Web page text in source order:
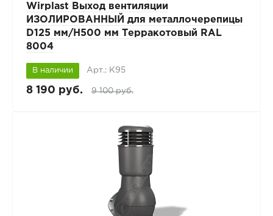
Wirplast Выход вентиляции
ИЗОЛИРОВАННЫЙ для металлочерепицы
D125 мм/H500 мм Терракотовый RAL
8004
В наличии Арт.: К95
8 190 руб. 9 100 руб.